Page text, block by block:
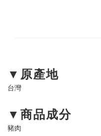
▼原產地
台灣
▼商品成分
豬肉